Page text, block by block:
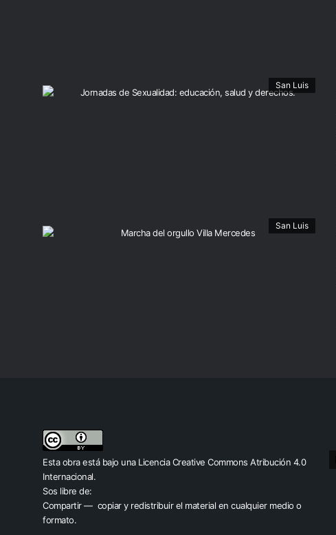
San Luis
San Luis
Esta obra está bajo una Licencia Creative Commons Atribución 4.0
Internacional.
Sos libre de:
Compartir — copiar y redistribuir el material en cualquier medio o
formato.